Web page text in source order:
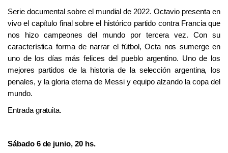
Serie documental sobre el mundial de 2022. Octavio presenta en
vivo el capítulo final sobre el histórico partido contra Francia que
nos hizo campeones del mundo por tercera vez. Con su
característica forma de narrar el fútbol, Octa nos sumerge en
uno de los días más felices del pueblo argentino. Uno de los
mejores partidos de la historia de la selección argentina, los
penales, y la gloria eterna de Messi y equipo alzando la copa del
mundo.
Entrada gratuita.
Sábado 6 de junio, 20 hs.